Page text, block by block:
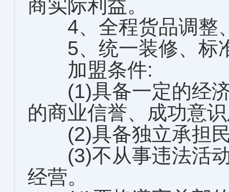
商实际利益。
4、全程货品调整
5、统一装修、标
加盟条件:
(1)具备一定的经济
的商业信誉、成功意
(2)具备独立承担民
(3)不从事违法活动
经营。